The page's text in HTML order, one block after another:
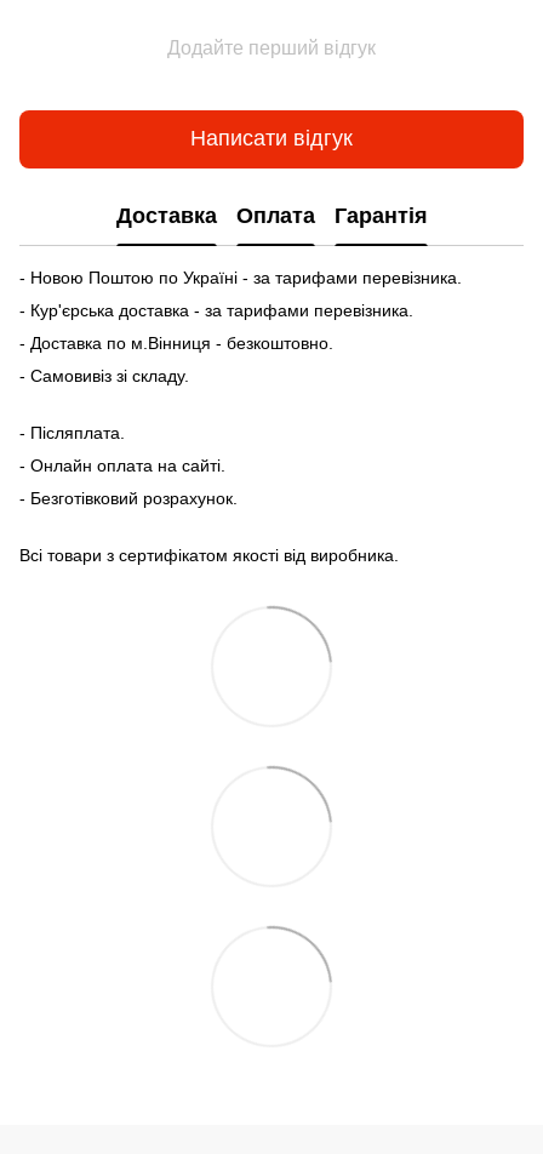
Додайте перший відгук
Написати відгук
Доставка Оплата Гарантія
- Новою Поштою по Україні - за тарифами перевізника.
- Кур'єрська доставка - за тарифами перевізника.
- Доставка по м.Вінниця - безкоштовно.
- Самовивіз зі складу.
- Післяплата.
- Онлайн оплата на сайті.
- Безготівковий розрахунок.
Всі товари з сертифікатом якості від виробника.